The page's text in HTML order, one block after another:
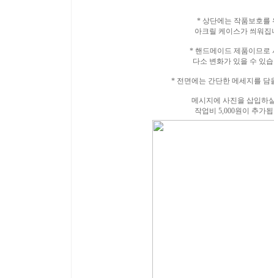
* 상단에는 작품보호를
아크릴 케이스가 씌워집
* 핸드메이드 제품이므로
다소 변화가 있을 수 있
* 전면에는 간단한 메세지를 담
메시지에 사진을 삽입하
작업비 5,000원이 추가